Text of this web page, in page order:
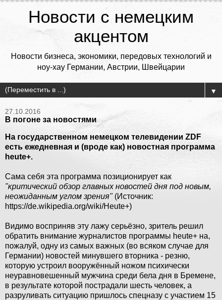
Новости с немецким
акцентом
Новости бизнеса, экономики, передовых технологий и
ноу-хау Германии, Австрии, Швейцарии
▼
27.10.2016
В погоне за новостями
На государственном немецком телевидении ZDF
есть ежедневная и (вроде как) новостная программа
heute+.
Сама себя эта программа позиционирует как
"критический обзор главных новостей дня под новым,
неожиданным углом зрения"(Источник:
https://de.wikipedia.org/wiki/Heute+)
Видимо восприняв эту лажу серьёзно, зритель решил
обратить внимание журналистов программы heute+ на,
пожалуй, одну из самых важных (во всяком случае для
Германии) новостей минувшего вторника - резню,
которую устроил вооружённый ножом психически
неуравновешенный мужчина среди бела дня в Бремене,
в результате которой пострадали шесть человек, а
разруливать ситуацию пришлось спецназу с участием 15